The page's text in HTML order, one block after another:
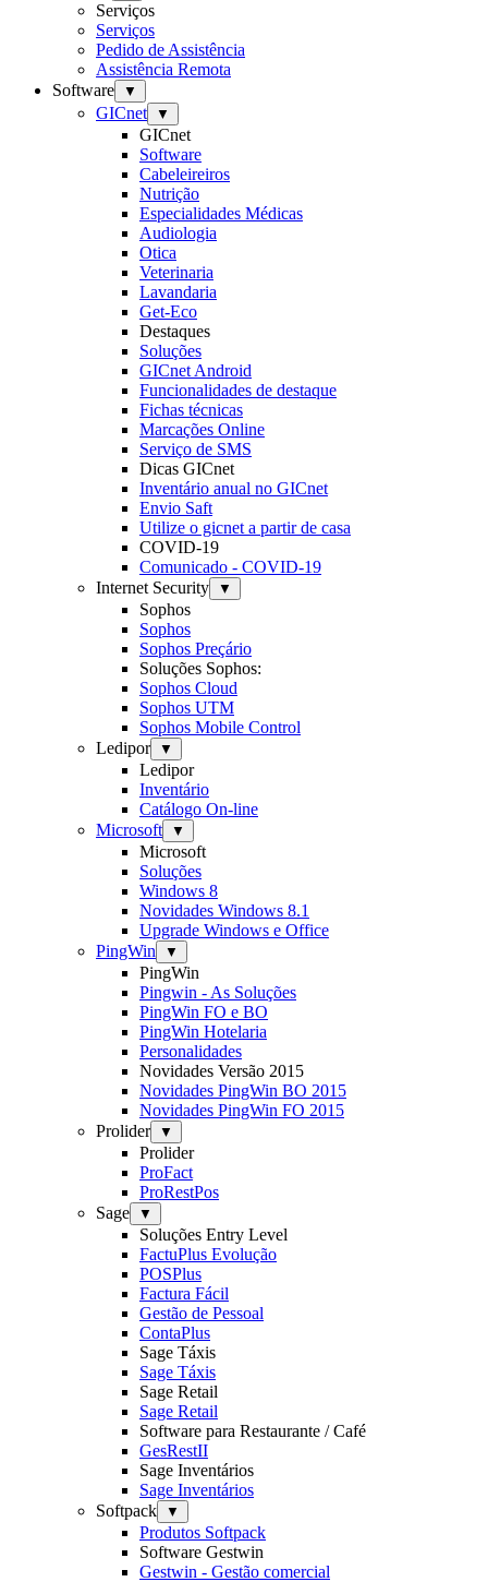
Serviços
Serviços
Pedido de Assistência
Assistência Remota
Software
▼
GICnet ▼
GICnet
Software
Cabeleireiros
Nutrição
Especialidades Médicas
Audiologia
Otica
Veterinaria
Lavandaria
Get-Eco
Destaques
Soluções
GICnet Android
Funcionalidades de destaque
Fichas técnicas
Marcações Online
Serviço de SMS
Dicas GICnet
Inventário anual no GICnet
Envio Saft
Utilize o gicnet a partir de casa
COVID-19
Comunicado - COVID-19
Internet Security
▼
Sophos
Sophos
Sophos Preçário
Soluções Sophos:
Sophos Cloud
Sophos UTM
Sophos Mobile Control
Ledipor
▼
Ledipor
Inventário
Catálogo On-line
Microsoft
▼
Microsoft
Soluções
Windows 8
Novidades Windows 8.1
Upgrade Windows e Office
PingWin
▼
PingWin
Pingwin - As Soluções
PingWin FO e BO
PingWin Hotelaria
Personalidades
Novidades Versão 2015
Novidades PingWin BO 2015
Novidades PingWin FO 2015
Prolider
▼
Prolider
ProFact
ProRestPos
Sage
▼
Soluções Entry Level
FactuPlus Evolução
POSPlus
Factura Fácil
Gestão de Pessoal
ContaPlus
Sage Táxis
Sage Táxis
Sage Retail
Sage Retail
Software para Restaurante / Café
GesRestII
Sage Inventários
Sage Inventários
Softpack
▼
Produtos Softpack
Software Gestwin
Gestwin - Gestão comercial